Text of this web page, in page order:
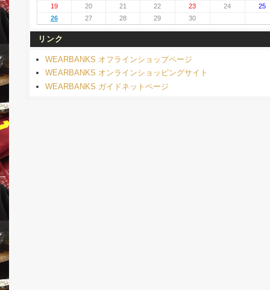
19
20 21 22 23 24
25
26
27 28 29 30
リンク
WEARBANKS オフラインショップページ
WEARBANKS オンラインショッピングサイト
WEARBANKS ガイドネットページ